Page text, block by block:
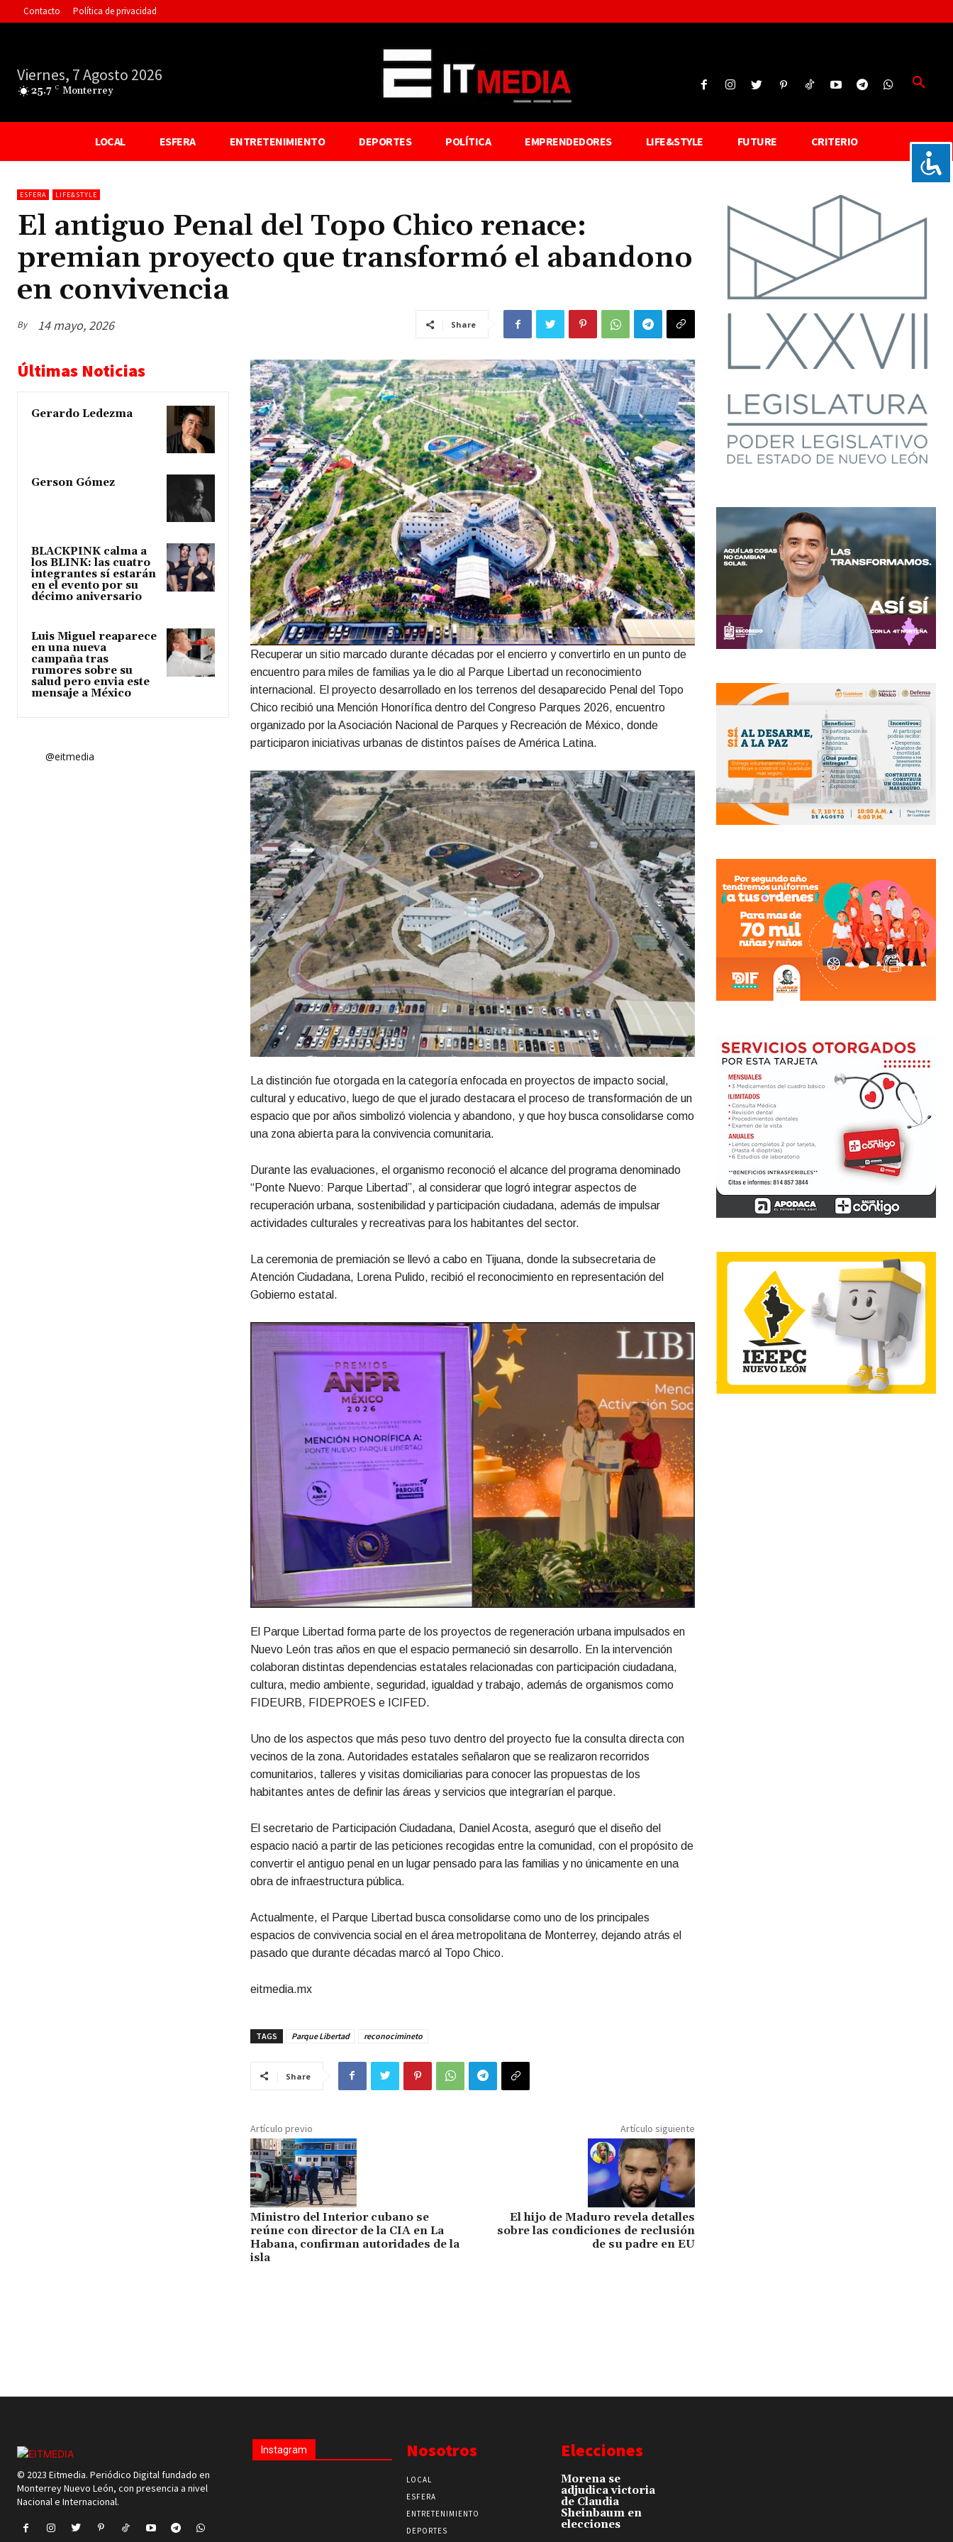
Contacto Política de privacidad
Viernes, 7 Agosto 2026
25.7 C Monterrey
LOCAL ESFERA ENTRETENIMIENTO DEPORTES POLÍTICA EMPRENDEDORES LIFE&STYLE FUTURE CRITERIO
ESFERA LIFE&STYLE
El antiguo Penal del Topo Chico renace:
premian proyecto que transformó el abandono
en convivencia
By 14 mayo, 2026 Share
Últimas Noticias
Gerardo Ledezma
Gerson Gómez
BLACKPINK calma a
los BLINK: las cuatro
integrantes sí estarán
en el evento por su
décimo aniversario
Luis Miguel reaparece
en una nueva
campaña tras
rumores sobre su
salud pero envia este
mensaje a México
@eitmedia
Recuperar un sitio marcado durante décadas por el encierro y convertirlo en un punto de
encuentro para miles de familias ya le dio al Parque Libertad un reconocimiento
internacional. El proyecto desarrollado en los terrenos del desaparecido Penal del Topo
Chico recibió una Mención Honorífica dentro del Congreso Parques 2026, encuentro
organizado por la Asociación Nacional de Parques y Recreación de México, donde
participaron iniciativas urbanas de distintos países de América Latina.
La distinción fue otorgada en la categoría enfocada en proyectos de impacto social,
cultural y educativo, luego de que el jurado destacara el proceso de transformación de un
espacio que por años simbolizó violencia y abandono, y que hoy busca consolidarse como
una zona abierta para la convivencia comunitaria.
Durante las evaluaciones, el organismo reconoció el alcance del programa denominado
“Ponte Nuevo: Parque Libertad”, al considerar que logró integrar aspectos de
recuperación urbana, sostenibilidad y participación ciudadana, además de impulsar
actividades culturales y recreativas para los habitantes del sector.
La ceremonia de premiación se llevó a cabo en Tijuana, donde la subsecretaria de
Atención Ciudadana, Lorena Pulido, recibió el reconocimiento en representación del
Gobierno estatal.
El Parque Libertad forma parte de los proyectos de regeneración urbana impulsados en
Nuevo León tras años en que el espacio permaneció sin desarrollo. En la intervención
colaboran distintas dependencias estatales relacionadas con participación ciudadana,
cultura, medio ambiente, seguridad, igualdad y trabajo, además de organismos como
FIDEURB, FIDEPROES e ICIFED.
Uno de los aspectos que más peso tuvo dentro del proyecto fue la consulta directa con
vecinos de la zona. Autoridades estatales señalaron que se realizaron recorridos
comunitarios, talleres y visitas domiciliarias para conocer las propuestas de los
habitantes antes de definir las áreas y servicios que integrarían el parque.
El secretario de Participación Ciudadana, Daniel Acosta, aseguró que el diseño del
espacio nació a partir de las peticiones recogidas entre la comunidad, con el propósito de
convertir el antiguo penal en un lugar pensado para las familias y no únicamente en una
obra de infraestructura pública.
Actualmente, el Parque Libertad busca consolidarse como uno de los principales
espacios de convivencia social en el área metropolitana de Monterrey, dejando atrás el
pasado que durante décadas marcó al Topo Chico.
eitmedia.mx
TAGS Parque Libertad reconocimineto
Share
Artículo previo
Ministro del Interior cubano se
reúne con director de la CIA en La
Habana, confirman autoridades de la
isla
Artículo siguiente
El hijo de Maduro revela detalles
sobre las condiciones de reclusión
de su padre en EU
© 2023 Eitmedia. Periódico Digital fundado en
Monterrey Nuevo León, con presencia a nivel
Nacional e Internacional.
Instagram Nosotros
LOCAL
ESFERA
ENTRETENIMIENTO
DEPORTES
Elecciones
Morena se
adjudica victoria
de Claudia
Sheinbaum en
elecciones